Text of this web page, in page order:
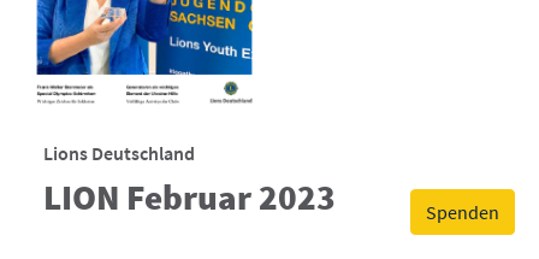
Spenden
Lions Deutschland
LION Februar 2023